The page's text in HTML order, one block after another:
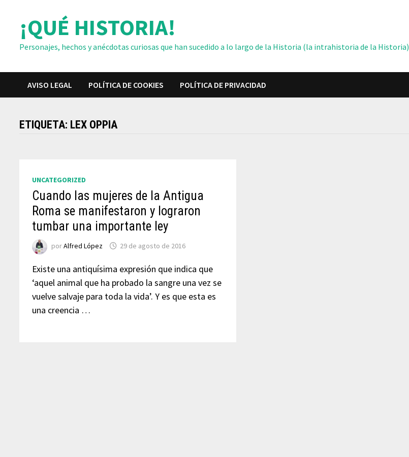
contenido¡QUÉ HISTORIA!
Personajes, hechos y anécdotas curiosas que han sucedido a lo largo de la Historia (la intrahistoria de la Historia)
AVISO LEGAL POLÍTICA DE COOKIES POLÍTICA DE PRIVACIDAD
ETIQUETA: LEX OPPIA
UNCATEGORIZED
Cuando las mujeres de la Antigua
Roma se manifestaron y lograron
tumbar una importante ley
porAlfred López 29 de agosto de 2016
Existe una antiquísima expresión que indica que
‘aquel animal que ha probado la sangre una vez se
vuelve salvaje para toda la vida’. Y es que esta es
una creencia …